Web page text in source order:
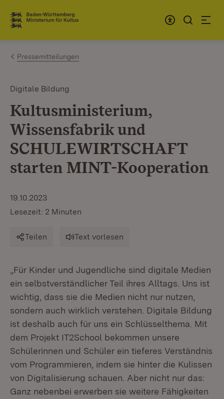
Zum Inhalt springen
Link zur Startseite
Pressemitteilungen
Digitale Bildung
Kultusministerium,
Wissensfabrik und
SCHULEWIRTSCHAFT
starten MINT-Kooperation
19.10.2023
Lesezeit: 2 Minuten
Teilen Text vorlesen
„Für Kinder und Jugendliche sind digitale Medien
ein selbstverständlicher Teil ihres Alltags. Uns ist
wichtig, dass sie die Medien nicht nur nutzen,
sondern auch wirklich verstehen. Digitale Bildung
ist deshalb auch für uns ein Schlüsselthema. Mit
dem Projekt IT2School bekommen unsere
Schülerinnen und Schüler ein tieferes Verständnis
vom Programmieren, indem sie hinter die Kulissen
von Digitalisierung schauen. Aber nicht nur das:
Ganz nebenbei erwerben sie weitere Fähigkeiten